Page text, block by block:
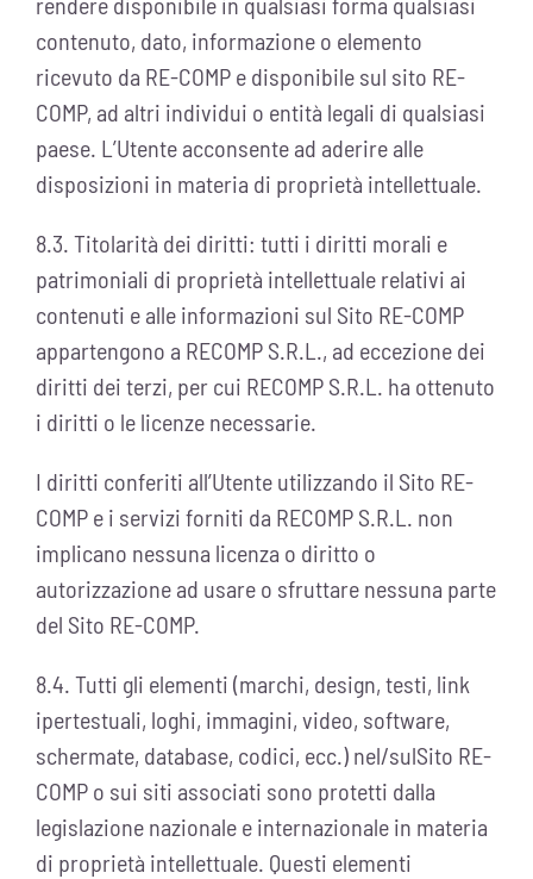
contenuto, dato, informazione o elemento
ricevuto da RE-COMP e disponibile sul sito RE-
COMP, ad altri individui o entità legali di qualsiasi
paese. L’Utente acconsente ad aderire alle
disposizioni in materia di proprietà intellettuale.
8.3. Titolarità dei diritti: tutti i diritti morali e
patrimoniali di proprietà intellettuale relativi ai
contenuti e alle informazioni sul Sito RE-COMP
appartengono a RECOMP S.R.L., ad eccezione dei
diritti dei terzi, per cui RECOMP S.R.L. ha ottenuto
i diritti o le licenze necessarie.
I diritti conferiti all’Utente utilizzando il Sito RE-
COMP e i servizi forniti da RECOMP S.R.L. non
implicano nessuna licenza o diritto o
autorizzazione ad usare o sfruttare nessuna parte
del Sito RE-COMP.
8.4. Tutti gli elementi (marchi, design, testi, link
ipertestuali, loghi, immagini, video, software,
schermate, database, codici, ecc.) nel/sulSito RE-
COMP o sui siti associati sono protetti dalla
legislazione nazionale e internazionale in materia
di proprietà intellettuale. Questi elementi